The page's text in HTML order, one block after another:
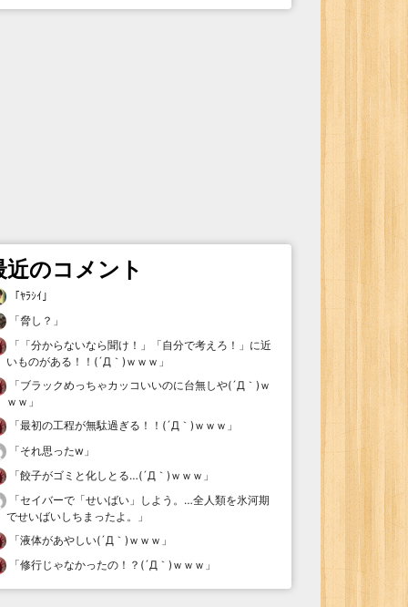
近のコメント
「ﾔﾗｼｲ 」
「脅し？ 」
「 「分からないなら聞け！」「自分で考えろ！」に近
いものがある！！(´Д｀)ｗｗｗ 」
「ブラックめっちゃカッコいいのに台無しや(´Д｀)ｗ
ｗｗ 」
「最初の工程が無駄過ぎる！！(´Д｀)ｗｗｗ 」
「それ思ったw 」
「餃子がゴミと化しとる…(´Д｀)ｗｗｗ 」
「セイバーで「せいばい」しよう。…全人類を氷河期
でせいばいしちまったよ。
」
「液体があやしい(´Д｀)ｗｗｗ 」
「修行じゃなかったの！？(´Д｀)ｗｗｗ 」